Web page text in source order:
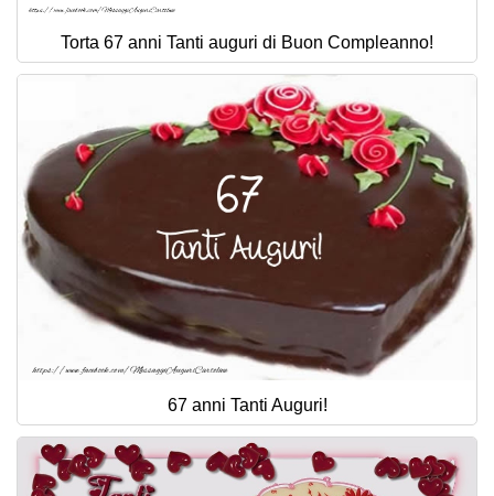
Torta 67 anni Tanti auguri di Buon Compleanno!
67 anni Tanti Auguri!